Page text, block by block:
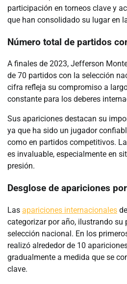
participación en torneos clave y
que han consolidado su lugar en
Número total de partidos
A finales de 2023, Jefferson
de 70 partidos con la selección
cifra refleja su compromiso a
constante para los deberes
Sus apariciones destacan su
ya que ha sido un jugador
como en partidos competitivos.
es invaluable, especialmente en
presión.
Desglose de apariciones
Las apariciones internacionales
categorizar por año, ilustrando su
selección nacional. En los
realizó alrededor de 10
gradualmente a medida que se
clave.